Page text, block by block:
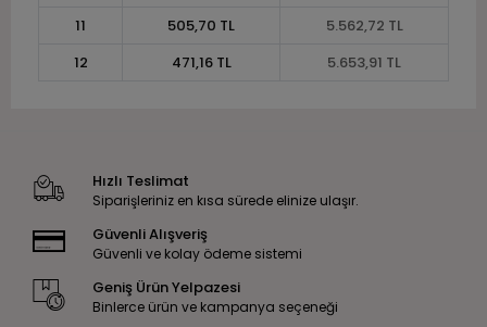
11
505,70 TL
5.562,72 TL
12
471,16 TL 5.653,91 TL
Hızlı Teslimat
Siparişleriniz en kısa sürede elinize ulaşır.
Güvenli Alışveriş
Güvenli ve kolay ödeme sistemi
Geniş Ürün Yelpazesi
Binlerce ürün ve kampanya seçeneği